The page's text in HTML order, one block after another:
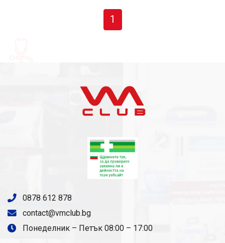
1
0878 612 878
contact@vmclub.bg
Понеделник – Петък 08:00 – 17:00